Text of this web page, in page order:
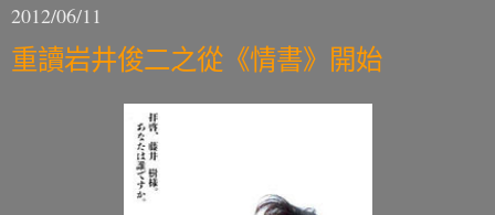
2012/06/11
重讀岩井俊二之從《情書》開始